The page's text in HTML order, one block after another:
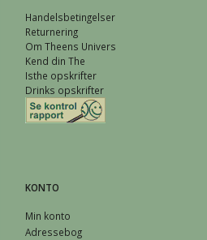
Handelsbetingelser
Returnering
Om Theens Univers
Kend din The
Isthe opskrifter
Drinks opskrifter
KONTO
Min konto
Adressebog